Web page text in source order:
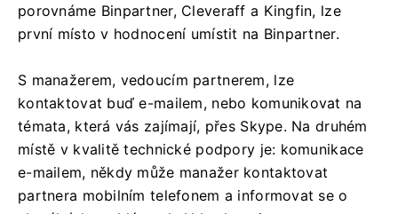
porovnáme Binpartner, Сleveraff a Kingfin, lze
první místo v hodnocení umístit na Binpartner.
S manažerem, vedoucím partnerem, lze
kontaktovat buď e-mailem, nebo komunikovat na
témata, která vás zajímají, přes Skype. Na druhém
místě v kvalitě technické podpory je: komunikace
e-mailem, někdy může manažer kontaktovat
partnera mobilním telefonem a informovat se o